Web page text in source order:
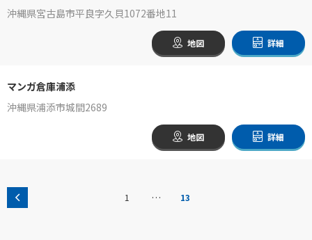
沖縄県宮古島市平良字久貝1072番地11
地図 詳細
マンガ倉庫浦添
沖縄県浦添市城間2689
地図 詳細
1 … 13